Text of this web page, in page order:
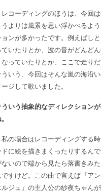
レコーディングのほうは、今回
うよりは風景を思い浮かべるよ
ョンが多かったです。例えばし
いたりとか、波の音がどんど
なっていたりとか、ここで走りだ
ういう、今回はそんな嵐の海沿
ジして歌いました。
いう抽象的なディレクション
私の場合はレコーディングする
に絵を描きまくったりするんで
ないので端から見たら落書きみ
ですけど。この曲で言えば『アン
ルジュ』の主人公の紗夜ちゃん